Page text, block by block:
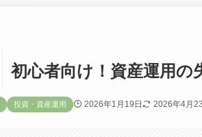
初心者向け！資産運用の
投資・資産運用 2026年1月19日 2026年4月